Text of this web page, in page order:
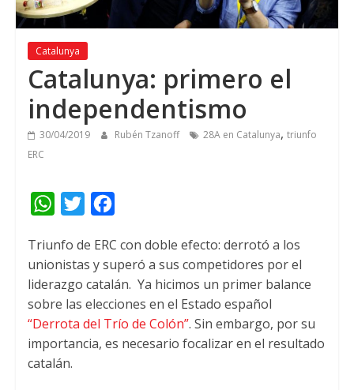
Catalunya
Catalunya: primero el
independentismo
30/04/2019 Rubén Tzanoff 28A en Catalunya, triunfo
ERC
W
a
t
s
A
p
p
i
t
t
e
r
c
e
b
o
o
Triunfo de ERC con doble efecto: derrotó a los
unionistas y superó a sus competidores por el
liderazgo catalán. Ya hicimos un primer balance
sobre las elecciones en el Estado español
“Derrota del Trío de Colón”. Sin embargo, por su
importancia, es necesario focalizar en el resultado
catalán.